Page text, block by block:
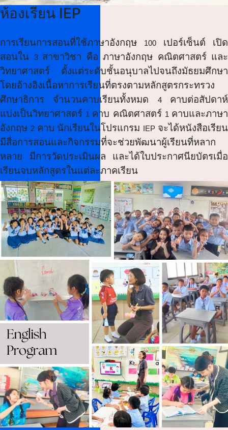
ห้องเรียน IEP
การเรียนการสอนที่ใช้ภาษาอังกฤษ 100 เปอร์เซ็นต์ เปิด
สอนใน
3 สาขาวิชา คือ ภาษาอังกฤษ คณิตศาสตร์ และ
วิทยาศาสตร์ ตั้งแต่ระดับชั้นอนุบาลไปจนถึงมัธยมศึกษา
โดยอ้างอิงเนื้อหาการเรียนที่ตรงตามหลักสูตรกระทรวง
ศึกษาธิการ จำนวนคาบเรียนทั้งหมด
4 คาบต่อสัปดาห์
แบ่งเป็นวิทยาศาสตร์ 1 คาบ คณิตศาสตร์ 1 คาบและภาษา
อังกฤษ 2 คาบ นักเรียนในโปรแกรม IEP จะได้หนังสือเรียน
มีสื่อการสอนและกิจกรรมที่จะช่วยพัฒนาผู้เรียนที่หลาก
หลาย มีการวัดประเมินผล และได้ใบประกาศนียบัตรเมื่อ
เรียนจบหลักสูตรในแต่ละภาคเรียน